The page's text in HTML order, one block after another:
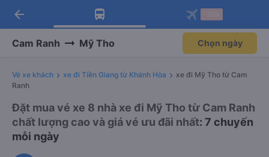
Tải app Vexere ngay!
Nhận ưu đãi thành viên độc
Mở app
Tải app Vexere
-30k/ghế khi đặt vé máy bay qua
Mở app
arrow_back
Cam Ranh Mỹ Tho Chọn ngày
Vé xe khách xe đi Tiền Giang từ Khánh Hòa
xe đi Mỹ Tho từ Cam
Ranh
Đặt mua vé xe 8 nhà xe đi Mỹ Tho từ Cam Ranh
chất lượng cao và giá vé ưu đãi nhất: 7 chuyến
mỗi ngày